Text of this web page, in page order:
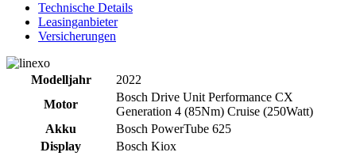
Technische Details
Leasinganbieter
Versicherungen
Modelljahr
2022
Motor
Bosch Drive Unit Performance CX
Generation 4 (85Nm) Cruise (250Watt)
Akku
Bosch PowerTube 625
Display
Bosch Kiox